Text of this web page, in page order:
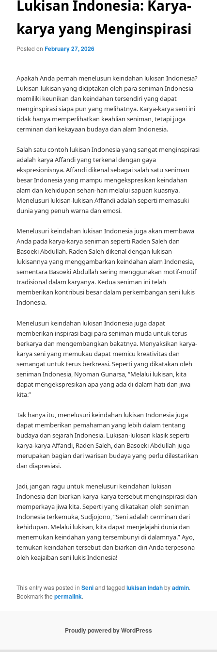
Lukisan Indonesia: Karya-
karya yang Menginspirasi
Posted onFebruary 27, 2026
Apakah Anda pernah menelusuri keindahan lukisan Indonesia?
Lukisan-lukisan yang diciptakan oleh para seniman Indonesia
memiliki keunikan dan keindahan tersendiri yang dapat
menginspirasi siapa pun yang melihatnya. Karya-karya seni ini
tidak hanya memperlihatkan keahlian seniman, tetapi juga
cerminan dari kekayaan budaya dan alam Indonesia.
Salah satu contoh lukisan Indonesia yang sangat menginspirasi
adalah karya Affandi yang terkenal dengan gaya
ekspresionisnya. Affandi dikenal sebagai salah satu seniman
besar Indonesia yang mampu mengekspresikan keindahan
alam dan kehidupan sehari-hari melalui sapuan kuasnya.
Menelusuri lukisan-lukisan Affandi adalah seperti memasuki
dunia yang penuh warna dan emosi.
Menelusuri keindahan lukisan Indonesia juga akan membawa
Anda pada karya-karya seniman seperti Raden Saleh dan
Basoeki Abdullah. Raden Saleh dikenal dengan lukisan-
lukisannya yang menggambarkan keindahan alam Indonesia,
sementara Basoeki Abdullah sering menggunakan motif-motif
tradisional dalam karyanya. Kedua seniman ini telah
memberikan kontribusi besar dalam perkembangan seni lukis
Indonesia.
Menelusuri keindahan lukisan Indonesia juga dapat
memberikan inspirasi bagi para seniman muda untuk terus
berkarya dan mengembangkan bakatnya. Menyaksikan karya-
karya seni yang memukau dapat memicu kreativitas dan
semangat untuk terus berkreasi. Seperti yang dikatakan oleh
seniman Indonesia, Nyoman Gunarsa, “Melalui lukisan, kita
dapat mengekspresikan apa yang ada di dalam hati dan jiwa
kita.”
Tak hanya itu, menelusuri keindahan lukisan Indonesia juga
dapat memberikan pemahaman yang lebih dalam tentang
budaya dan sejarah Indonesia. Lukisan-lukisan klasik seperti
karya-karya Affandi, Raden Saleh, dan Basoeki Abdullah juga
merupakan bagian dari warisan budaya yang perlu dilestarikan
dan diapresiasi.
Jadi, jangan ragu untuk menelusuri keindahan lukisan
Indonesia dan biarkan karya-karya tersebut menginspirasi dan
memperkaya jiwa kita. Seperti yang dikatakan oleh seniman
Indonesia terkemuka, Sudjojono, “Seni adalah cerminan dari
kehidupan. Melalui lukisan, kita dapat menjelajahi dunia dan
menemukan keindahan yang tersembunyi di dalamnya.” Ayo,
temukan keindahan tersebut dan biarkan diri Anda terpesona
oleh keajaiban seni lukis Indonesia!
This entry was posted inSeniand taggedlukisan indahbyadmin.
Bookmark thepermalink.
Proudly powered by WordPress